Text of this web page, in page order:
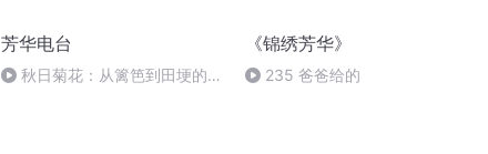
芳华电台
秋日菊花：从篱笆到田埂的绽
《锦绣芳华》
235 爸爸给的